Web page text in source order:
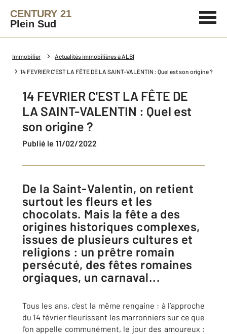
CENTURY 21
Plein Sud
Immobilier Actualités immobilières à ALBI
14 FEVRIER C'EST LA FÊTE DE LA SAINT-VALENTIN : Quel est son origine ?
14 FEVRIER C'EST LA FÊTE DE
LA SAINT-VALENTIN : Quel est
son origine ?
Publié le 11/02/2022
De la Saint-Valentin, on retient
surtout les fleurs et les
chocolats. Mais la fête a des
origines historiques complexes,
issues de plusieurs cultures et
religions : un prêtre romain
persécuté, des fêtes romaines
orgiaques, un carnaval...
Tous les ans, c’est la même rengaine : à l’approche
du 14 février fleurissent les marronniers sur ce que
l'on appelle communément, le jour des amoureux :